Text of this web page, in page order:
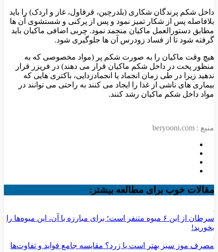
داخل شکم پرندگان شکاری (بلدرچین، قرقاول، غاز و اردک) را باید
بلافاصله پس از شکار تمیز نمود و پس از پرکنی و شستشوی آن ها
مطابق دستورالعمل ماکیان منجمد نمود. چربی اضافی ماکیان باید
گرفته شود تا از فساد زودرس آن ها جلوگیری شود.
هیچ وقت ماکیان را به صورت شکم پر (مواد مخصوصی که به
منظور پخت در داخل شکم ماکیان قرار می دهند) در فریزر قرار
ندهید زیرا در طی زمان انجماد یا انجمادزدایی، باکتری هایی که
بیماری های ناشی از غذا را ایجاد می کنند به راحتی می توانند در
مواد داخل شکم ماکیان رشد کنند.
منبع : beryooni.com
مقالات خوب برای مطالعه بیشتر:
سرطان از این ۶ میوه متنفر است؛ برای مبارزه با آن، این میوه‌ها را
بخورید!
مصرف موز سبز بهتر است یا زرد؟ مقایسه جامع فواید و تفاوت‌ها